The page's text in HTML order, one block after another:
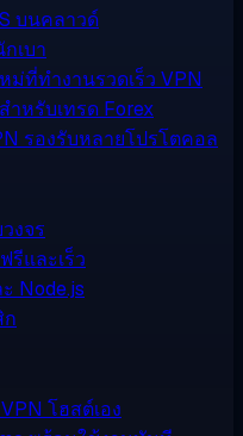
บนคลาวด์
เบา
ม่ที่ทำงานรวดเร็ว VPN
ำหรับเทรด Forex
รองรับหลายโปรโตคอล
งจร
รีและเร็ว
Node.js
ก
โฮสต์เอง